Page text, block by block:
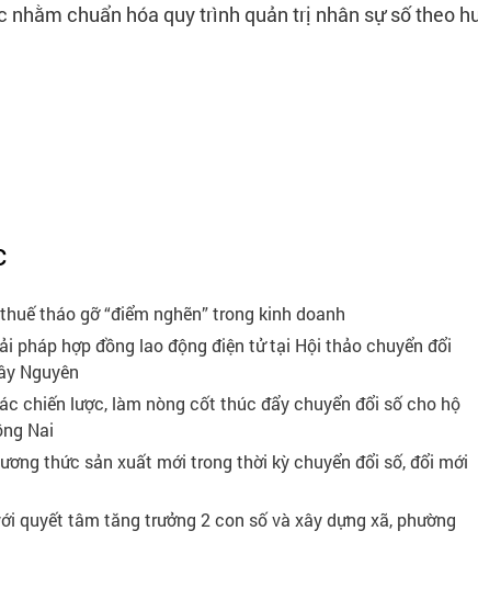
chuẩn hóa quy trình quản trị nhân sự số theo
tháo gỡ “điểm nghẽn” trong kinh doanh
pháp hợp đồng lao động điện tử tại Hội thảo chuyển đổi
Nguyên
chiến lược, làm nòng cốt thúc đẩy chuyển đổi số cho hộ
Nai
thức sản xuất mới trong thời kỳ chuyển đổi số, đổi mới
quyết tâm tăng trưởng 2 con số và xây dựng xã, phường